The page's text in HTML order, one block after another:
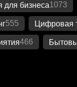
для бизнеса1073
555 Цифровая
466